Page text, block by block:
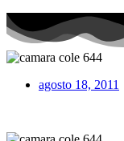
agosto 18, 2011